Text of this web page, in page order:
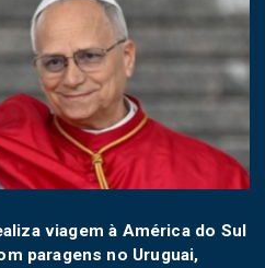
viagem à América do Sul
paragens no Uruguai,